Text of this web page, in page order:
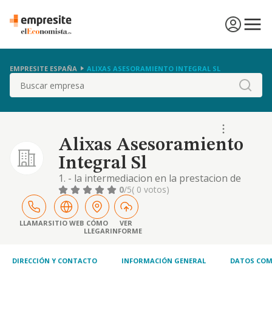
EMPRESITE ESPAÑA ALIXAS ASESORAMIENTO INTEGRAL SL
Buscar
Alixas Asesoramiento
Integral Sl
1. - la intermediacion en la prestacion de
servicios profesionales de asesoramiento
fiscal, laboral, contable, juridico y mercantil.-
2. - la intermediacion inmobiliaria.- 3. - asi
como agente de entidades de credito y s
0/5( 0 votos)
LLAMARSITIO WEB CÓMO
LLEGAR
VER
INFORME
DIRECCIÓN Y CONTACTO INFORMACIÓN GENERAL DATOS